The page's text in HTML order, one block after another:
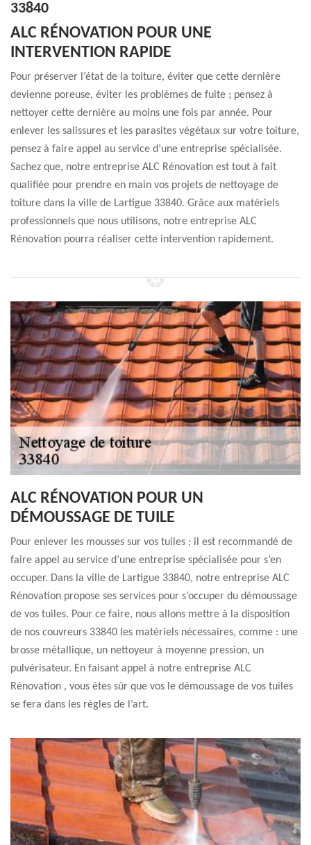
33840
ALC RÉNOVATION POUR UNE
INTERVENTION RAPIDE
Pour préserver l’état de la toiture, éviter que cette dernière
devienne poreuse, éviter les problèmes de fuite ; pensez à
nettoyer cette dernière au moins une fois par année. Pour
enlever les salissures et les parasites végétaux sur votre toiture,
pensez à faire appel au service d’une entreprise spécialisée.
Sachez que, notre entreprise ALC Rénovation est tout à fait
qualifiée pour prendre en main vos projets de nettoyage de
toiture dans la ville de Lartigue 33840. Grâce aux matériels
professionnels que nous utilisons, notre entreprise ALC
Rénovation pourra réaliser cette intervention rapidement.
ALC RÉNOVATION POUR UN
DÉMOUSSAGE DE TUILE
Pour enlever les mousses sur vos tuiles ; il est recommandé de
faire appel au service d’une entreprise spécialisée pour s’en
occuper. Dans la ville de Lartigue 33840, notre entreprise ALC
Rénovation propose ses services pour s’occuper du démoussage
de vos tuiles. Pour ce faire, nous allons mettre à la disposition
de nos couvreurs 33840 les matériels nécessaires, comme : une
brosse métallique, un nettoyeur à moyenne pression, un
pulvérisateur. En faisant appel à notre entreprise ALC
Rénovation , vous êtes sûr que vos le démoussage de vos tuiles
se fera dans les règles de l’art.